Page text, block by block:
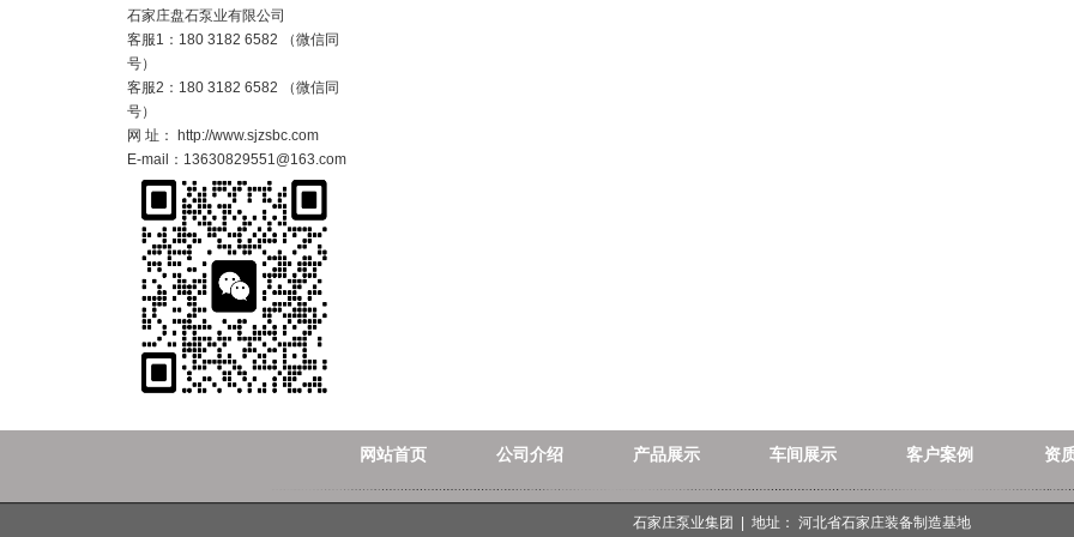
石家庄盘石泵业有限公司
客服1：180 3182 6582 （微信同
号）
客服2：180 3182 6582 （微信同
号）
网 址： http://www.sjzsbc.com
E-mail：13630829551@163.com
网站首页 公司介绍 产品展示 车间展示 客户案例 资
石家庄泵业集团 | 地址： 河北省石家庄装备制造基地